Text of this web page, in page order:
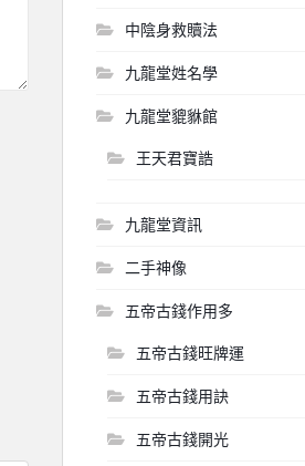
中陰身救贖法
九龍堂姓名學
九龍堂貔貅館
王天君寶誥
九龍堂資訊
二手神像
五帝古錢作用多
五帝古錢旺牌運
五帝古錢用訣
五帝古錢開光